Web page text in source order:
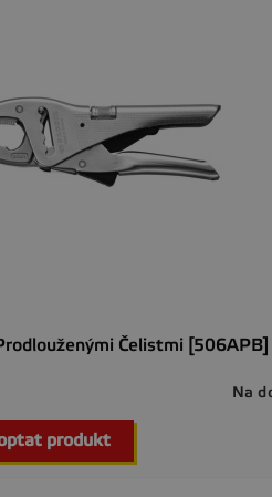
Čelistmi [506APB]
Na
produkt